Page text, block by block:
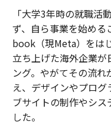
「大学3年時の就職活
ず、自ら事業を始める
book（現Meta）をは
立ち上げた海外企業が
ング。やがてその流
え、デザインやプロ
ブサイトの制作やシ
した。